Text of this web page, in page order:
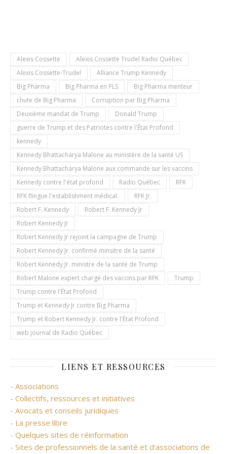
Alexis Cossette
Alexis Cossette Trudel Radio Québec
Alexis Cossette-Trudel
Alliance Trump Kennedy
Big Pharma
Big Pharma en PLS
Big Pharma menteur
chute de Big Pharma
Corruption par Big Pharma
Deuxième mandat de Trump
Donald Trump
guerre de Trump et des Patriotes contre l'État Profond
kennedy
Kennedy Bhattacharya Malone au ministère de la santé US
Kennedy Bhattacharya Malone aux commande sur les vaccins
Kennedy contre l'état profond
Radio Québec
RFK
RFK flingue l'establishment médical.
RFK Jr.
Robert F. Kennedy
Robert F. Kennedy Jr
Robert Kennedy Jr
Robert Kennedy Jr rejoint la campagne de Trump
Robert Kennedy Jr. confirmé minsitre de la santé
Robert Kennedy Jr. ministre de la santé de Trump
Robert Malone expert chargé des vaccins par RFK
Trump
Trump contre l'État Profond
Trump et Kennedy Jr contre Big Pharma
Trump et Robert Kennedy Jr. contre l'État Profond
web journal de Radio Québec
LIENS ET RESSOURCES
- Associations
- Collectifs, ressources et initiatives
- Avocats et conseils juridiques
- La presse libre
- Quelques sites de réinformation
- Sites de professionnels de la santé et d’associations de